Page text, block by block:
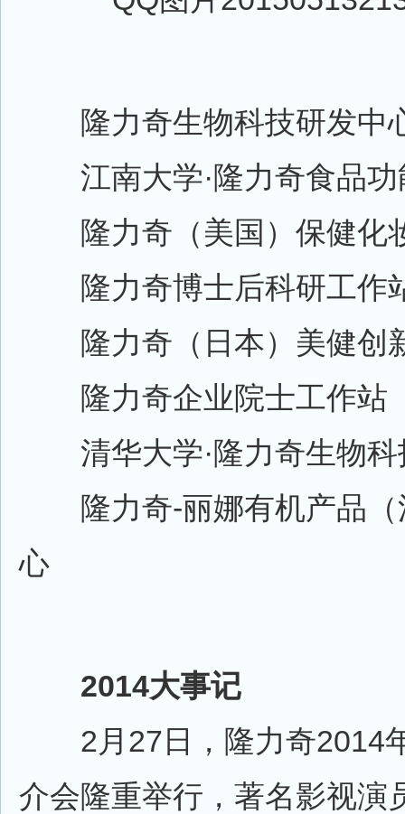
隆力奇生物科技研发中
江南大学·隆力奇食品功
隆力奇（美国）保健化
隆力奇博士后科研工作
隆力奇（日本）美健创
隆力奇企业院士工作站
清华大学·隆力奇生物科
隆力奇-丽娜有机产品（
心
2014大事记
2月27日，隆力奇2014
介会隆重举行，著名影视演